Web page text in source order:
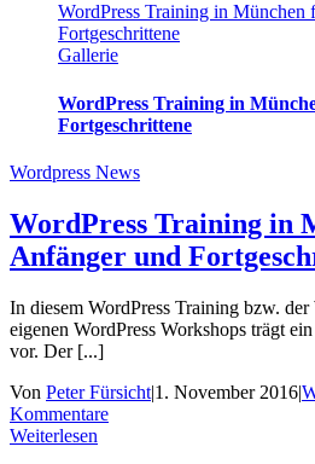
WordPress Training in München
Fortgeschrittene
Gallerie
WordPress Training in
Fortgeschrittene
Wordpress News
WordPress Training in
Anfänger und
In diesem WordPress Training bzw.
eigenen WordPress Workshops trägt
vor. Der [...]
Von Peter Fürsicht|1. November 2016|
Kommentare
Weiterlesen